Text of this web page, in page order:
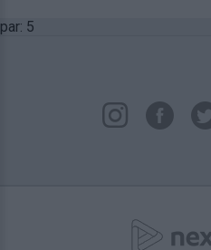
par: 5